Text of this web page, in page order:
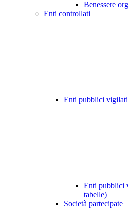
Benessere
Enti controllati
Enti pubblici vigilati
Enti pubblici
tabelle)
Società partecipate